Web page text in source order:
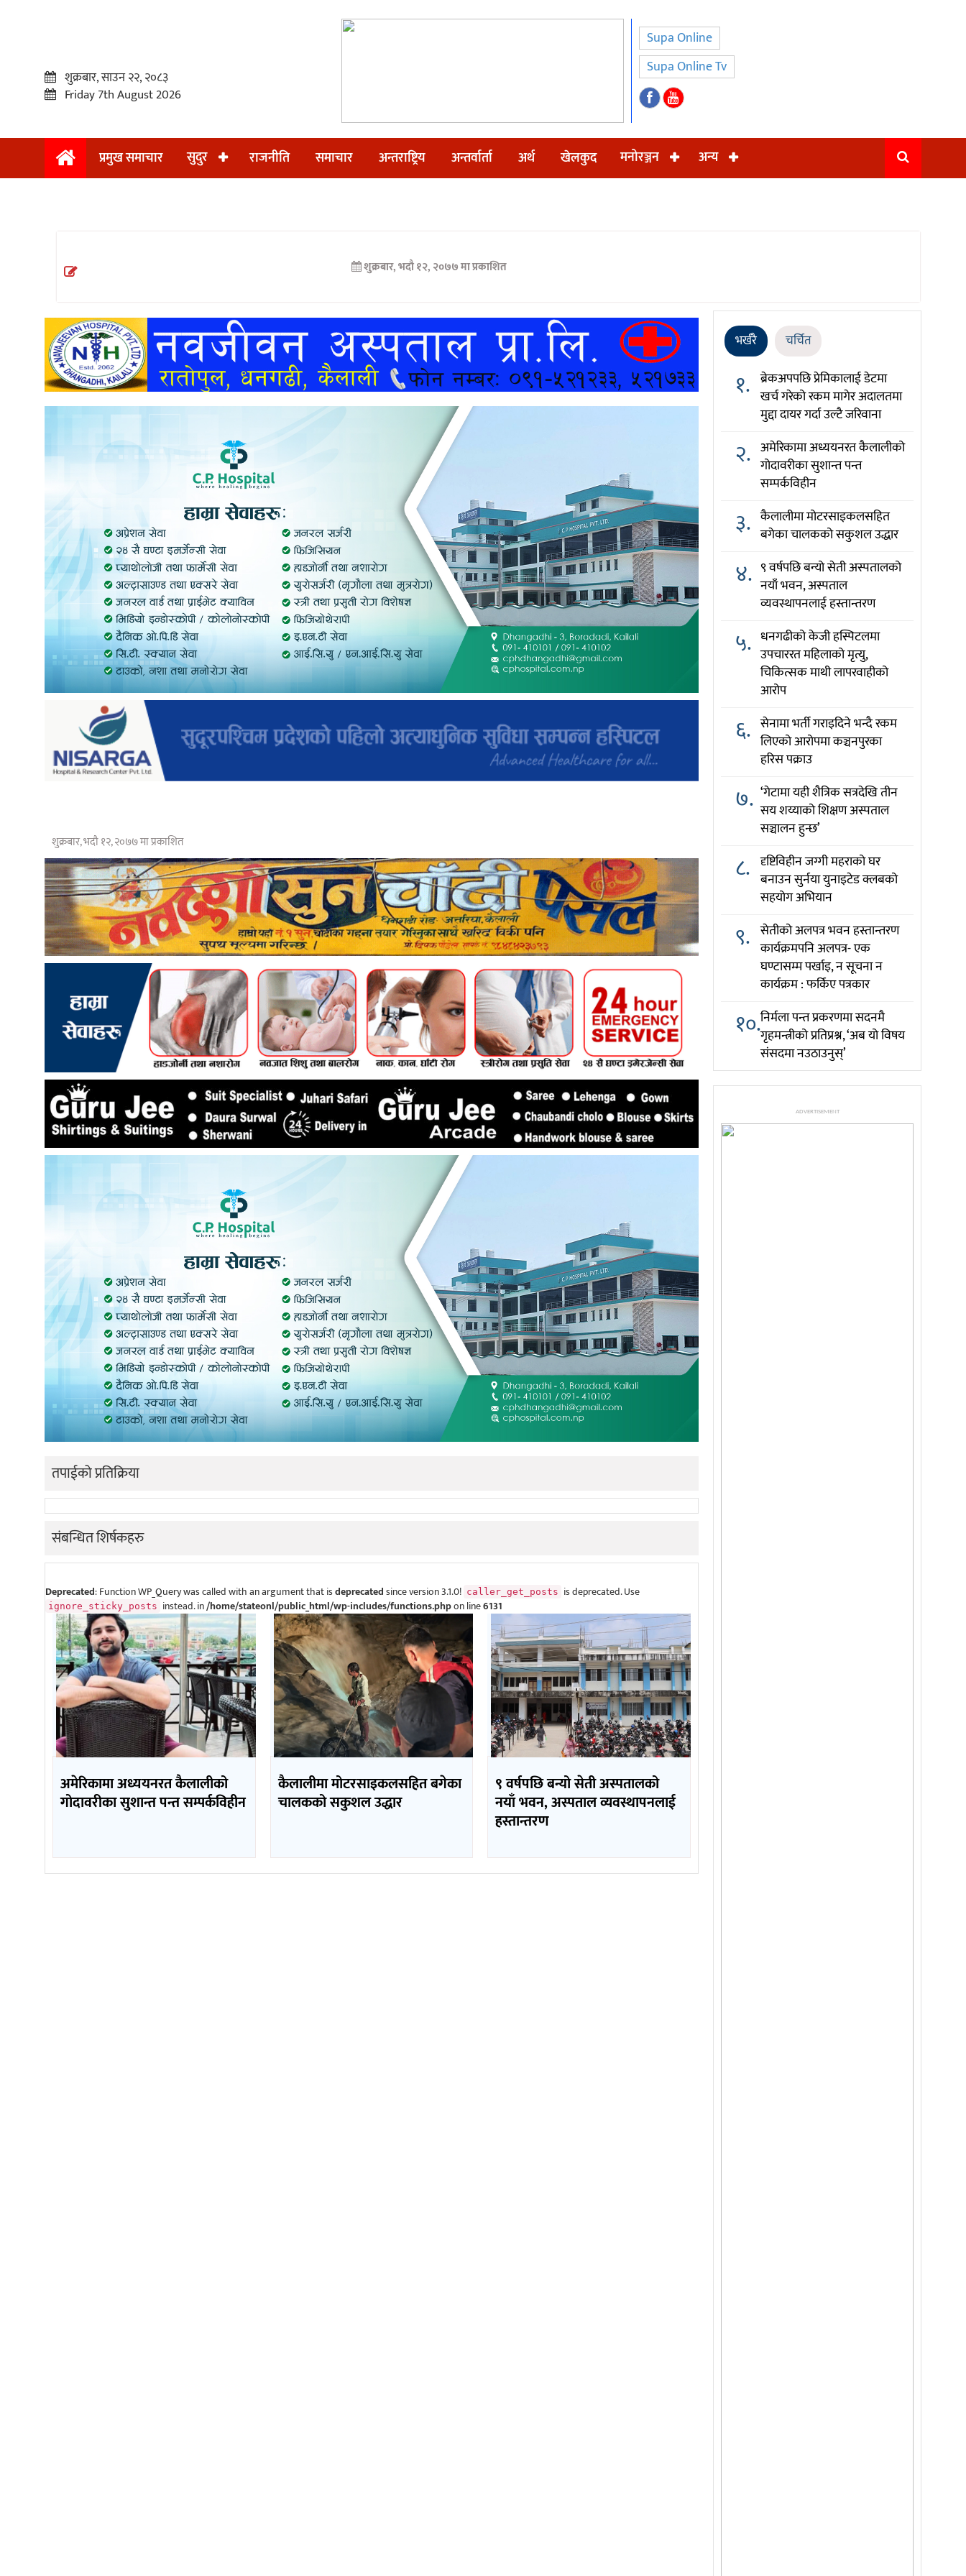
प्रमुख
अन्तराष्ट्रिय
अन्तर्वार्ता
खेलकुद
शुक्रबार, साउन २२, २०८३
Friday 7th August 2026
Supa Online
Supa Online Tv
प्रमुख समाचार सुदुर राजनीति समाचार अन्तराष्ट्रिय अन्तर्वार्ता अर्थ खेलकुद मनोरञ्जन अन्य
शुक्रबार, भदौ १२, २०७७ मा प्रकाशित
शुक्रबार, भदौ १२, २०७७ मा प्रकाशित
तपाईको प्रतिक्रिया
संबन्धित शिर्षकहरु
Deprecated: Function WP_Query was called with an argument that isdeprecatedsince version 3.1.0! caller_get_posts is deprecated. Use
ignore_sticky_posts instead. in/home/stateonl/public_html/wp-includes/functions.phpon line6131
अमेरिकामा अध्ययनरत कैलालीको
गोदावरीका सुशान्त पन्त सम्पर्कविहीन
कैलालीमा मोटरसाइकलसहित बगेका
चालकको सकुशल उद्धार
९ वर्षपछि बन्यो सेती अस्पतालको
नयाँ भवन, अस्पताल व्यवस्थापनलाई
हस्तान्तरण
भर्खरै चर्चित
१. ब्रेकअपपछि प्रेमिकालाई डेटमा
खर्च गरेको रकम मागेर अदालतमा
मुद्दा दायर गर्दा उल्टै जरिवाना
२. अमेरिकामा अध्ययनरत कैलालीको
गोदावरीका सुशान्त पन्त
सम्पर्कविहीन
३. कैलालीमा मोटरसाइकलसहित
बगेका चालकको सकुशल उद्धार
४. ९ वर्षपछि बन्यो सेती अस्पतालको
नयाँ भवन, अस्पताल
व्यवस्थापनलाई हस्तान्तरण
५. धनगढीको केजी हस्पिटलमा
उपचाररत महिलाको मृत्यु,
चिकित्सक माथी लापरवाहीको
आरोप
६. सेनामा भर्ती गराइदिने भन्दै रकम
लिएको आरोपमा कञ्चनपुरका
हरिस पक्राउ
७. ‘गेटामा यही शैत्रिक सत्रदेखि तीन
सय शय्याको शिक्षण अस्पताल
सञ्चालन हुन्छ’
८. दृष्टिविहीन जग्गी महराको घर
बनाउन सुर्नया युनाइटेड क्लबको
सहयोग अभियान
९. सेतीको अलपत्र भवन हस्तान्तरण
कार्यक्रमपनि अलपत्र- एक
घण्टासम्म पर्खाइ, न सूचना न
कार्यक्रम : फर्किए पत्रकार
१०.निर्मला पन्त प्रकरणमा सदनमै
गृहमन्त्रीको प्रतिप्रश्न, ‘अब यो विषय
संसदमा नउठाउनुस्’
ADVERTISEMENT